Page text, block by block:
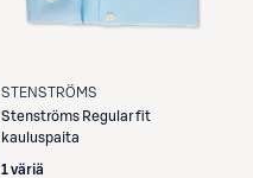
STENSTRÖMS
Stenströms Regular fit
kauluspaita
1 väriä